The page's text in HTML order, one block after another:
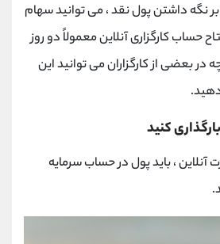
نگه داشتن پول نقد ، می توانید سهام
حساب کارگزاری آنلاین معمولاً دو روز
در بعضی از کارگزاران می توانید این
کنید
، باید پول در حساب سرمایه